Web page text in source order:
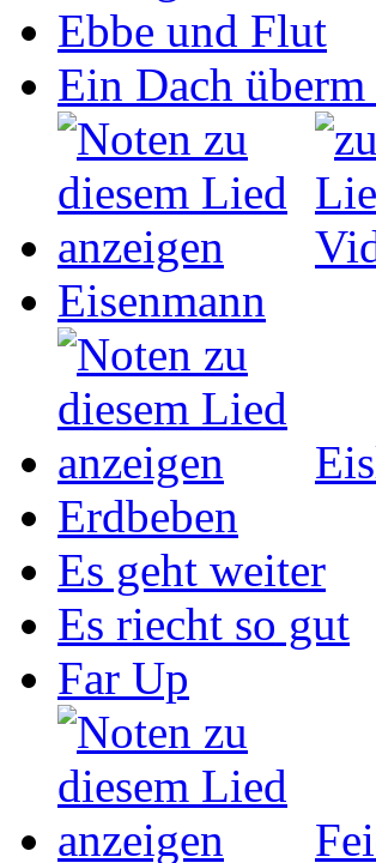
Ebbe und Flut
Ein Dach
Eisenmann
Erdbeben
Es geht weiter
Es riecht so gut
Far Up